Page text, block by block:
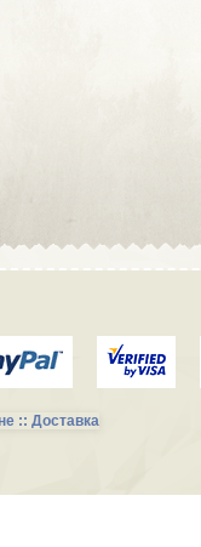
:: Доставка